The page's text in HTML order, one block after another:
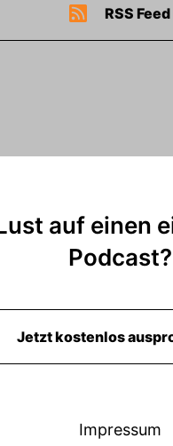
RSS Feed
auf einen
Podcast?
Jetzt kostenlos
Impressum